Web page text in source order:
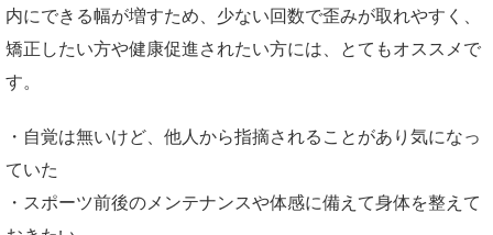
内にできる幅が増すため、少ない回数で歪みが取れやすく、
矯正したい方や健康促進されたい方には、とてもオススメで
す。
・自覚は無いけど、他人から指摘されることがあり気になっ
ていた
・スポーツ前後のメンテナンスや体感に備えて身体を整えて